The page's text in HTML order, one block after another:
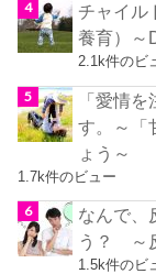
チャイル
養育）～
2.1k件のビ
「愛情
す。～「
ょう～
1.7k件のビュー
なんで、
う？ ～
1.5k件のビ